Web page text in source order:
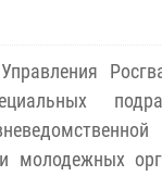
молодежных